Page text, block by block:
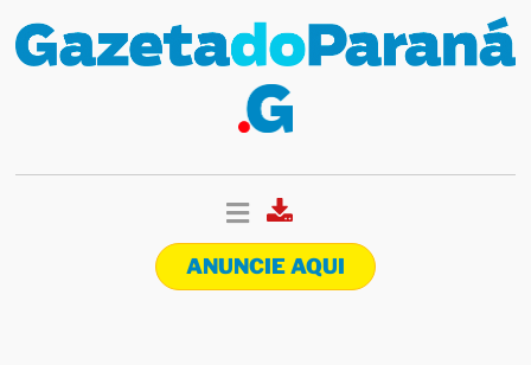
ANUNCIE AQUI